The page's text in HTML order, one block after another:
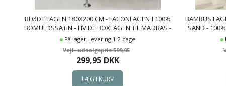
BLØDT LAGEN 180X200 CM - FACONLAGEN I 100%
BOMULDSSATIN - HVIDT BOXLAGEN TIL MADRAS -
BY NIGHT SATIN LAGEN
På lager, levering 1-2 dage
599,95
299,95 DKK
BAMBUS
SAND -